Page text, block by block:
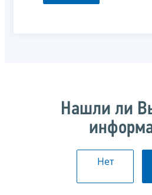
Нашли ли
Нет